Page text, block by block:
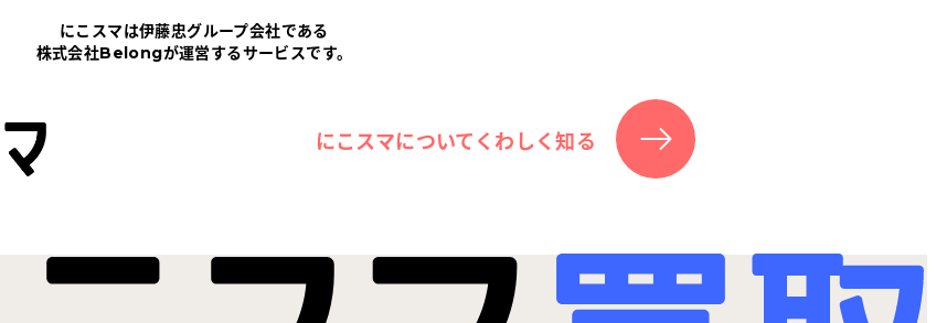
にこスマは伊藤忠グループ会社である
株式会社Belongが運営するサービスです。
にこスマについてくわしく知る